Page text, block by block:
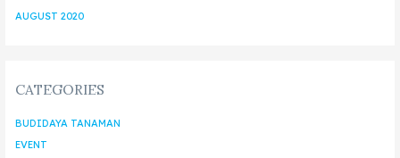
AUGUST 2020
CATEGORIES
BUDIDAYA TANAMAN
EVENT